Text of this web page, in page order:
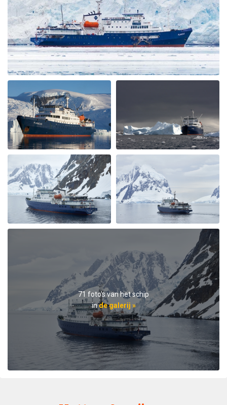
Best company, best trip and best wild life ever! We will
book again with OceanWide!
Great Antarctica - Polar Circle - Whale
watching trip
bij Sylvia Vergeer Antarctica
We had a great trip which gave us all that we were
hoping for. Incredible number of whales and pinguins
and beautiful weather after a very stormy drake
passage. Crew and guides were amazing with all the
interesting lectures and wonderful food and service.
Also the other guests on the boat were great. I truly
Antarctica
bij Hedda von Olnhausen Antarctica
Very unique trip to the Antarctic Peninsula and South
Circle. The staff made the trip so special. Experienced
71 foto's van het schip
inde galerij »